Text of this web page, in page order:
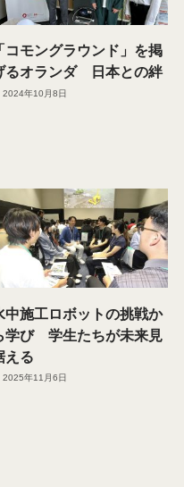
「コモングラウンド」を掲
るオランダ 日本との絆
2024年10月8日
中施工ロボットの挑戦か
学び 学生たちが未来見
える
2025年11月6日